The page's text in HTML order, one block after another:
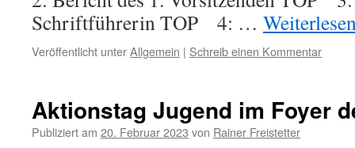
Schriftführerin TOP 4: …
Veröffentlicht unterAllgemein | Schreib einen Kommentar
Aktionstag Jugend im Foyer
Publiziert am 20. Februar 2023 von Rainer Freistetter